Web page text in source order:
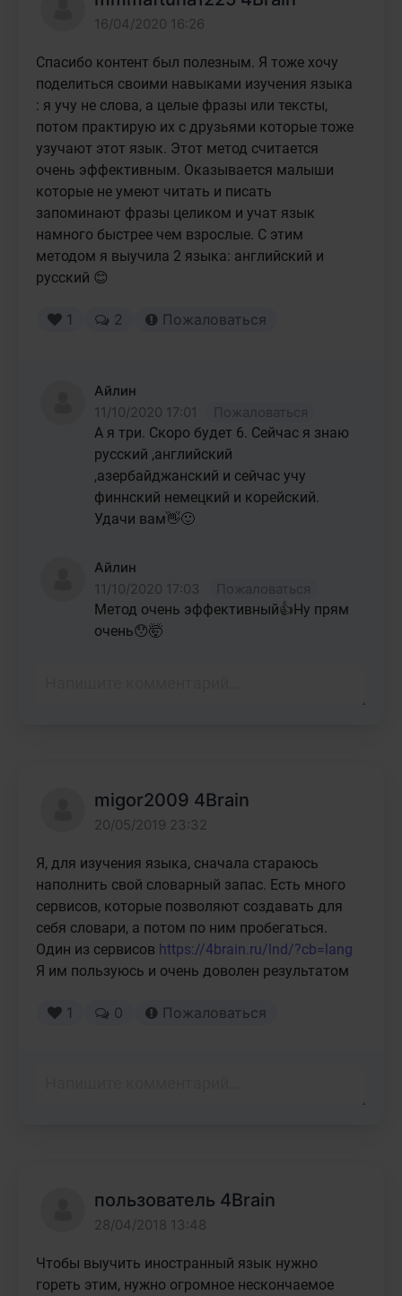
16/04/2020 16:26
Спасибо контент был полезным. Я тоже хочу
поделиться своими навыками изучения языка
: я учу не слова, а целые фразы или тексты,
потом практирую их с друзьями которые тоже
узучают этот язык. Этот метод считается
очень эффективным. Оказывается малыши
которые не умеют читать и писать
запоминают фразы целиком и учат язык
намного быстрее чем взрослые. С этим
методом я выучила 2 языка: английский и
русский 😊
1 2 Пожаловаться
Айлин
11/10/2020 17:01
Пожаловаться
А я три. Скоро будет 6. Сейчас я знаю
русский ,английский
,азербайджанский и сейчас учу
финнский немецкий и корейский.
Удачи вам👋🙂
Айлин
11/10/2020 17:03
Пожаловаться
Метод очень эффективный👍Ну прям
очень😯🤯
migor2009 4Brain
20/05/2019 23:32
Я, для изучения языка, сначала стараюсь
наполнить свой словарный запас. Есть много
сервисов, которые позволяют создавать для
себя словари, а потом по ним пробегаться.
Один из сервисов https://4brain.ru/lnd/?cb=lang
Я им пользуюсь и очень доволен результатом
1 0 Пожаловаться
пользователь 4Brain
28/04/2018 13:48
Чтобы выучить иностранный язык нужно
гореть этим, нужно огромное нескончаемое